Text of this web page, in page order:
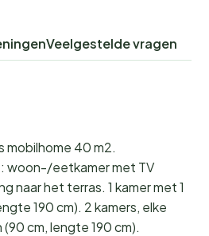
Veelgestelde vragen
mobilhome 40 m2.
woon-/eetkamer met TV
naar het terras. 1 kamer met 1
190 cm). 2 kamers, elke
cm, lengte 190 cm).